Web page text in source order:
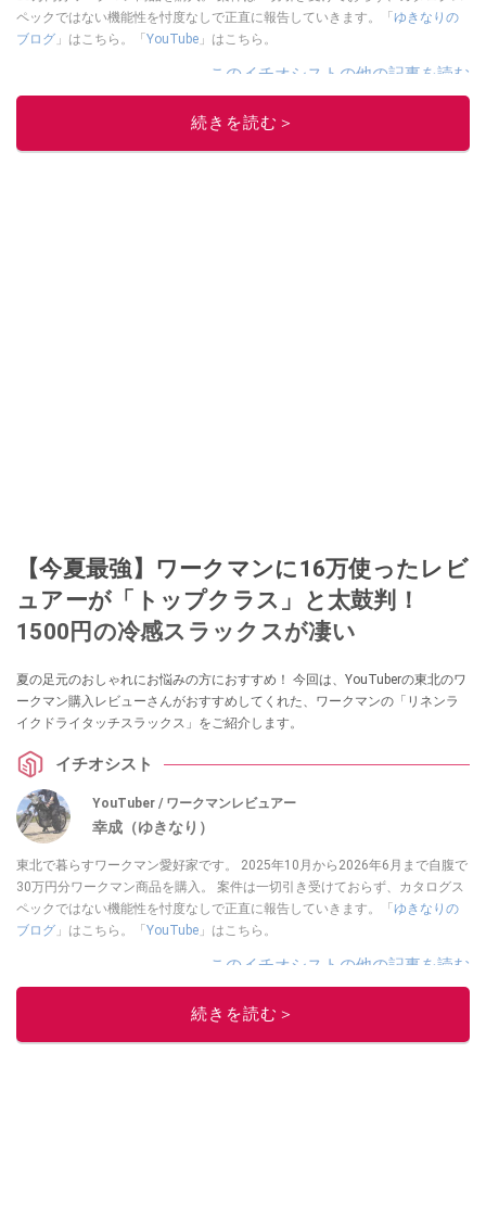
ペックではない機能性を忖度なしで正直に報告していきます。「 ゆきなりの
ブログ 」はこちら。「 YouTube 」はこちら。
このイチオシストの他の記事を読む
続きを読む＞
【今夏最強】ワークマンに16万使ったレビ
ュアーが「トップクラス」と太鼓判！
1500円の冷感スラックスが凄い
夏の足元のおしゃれにお悩みの方におすすめ！ 今回は、YouTuberの東北のワ
ークマン購入レビューさんがおすすめしてくれた、ワークマンの「リネンラ
イクドライタッチスラックス」をご紹介します。
イチオシスト
YouTuber / ワークマンレビュアー
幸成（ゆきなり）
東北で暮らすワークマン愛好家です。 2025年10月から2026年6月まで自腹で
30万円分ワークマン商品を購入。 案件は一切引き受けておらず、カタログス
ペックではない機能性を忖度なしで正直に報告していきます。「 ゆきなりの
ブログ 」はこちら。「 YouTube 」はこちら。
このイチオシストの他の記事を読む
続きを読む＞